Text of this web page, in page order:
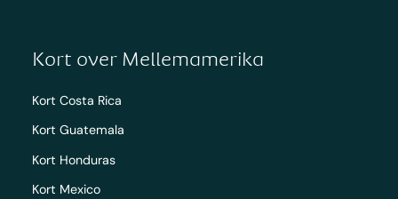
Kort over Mellemamerika
Kort Costa Rica
Kort Guatemala
Kort Honduras
Kort Mexico